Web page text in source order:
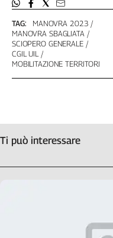
Veneto
Archivio
Storico
1955-
2014
Contatti
La
TAG:
MANOVRA 2023
MANOVRA SBAGLIATA
SCIOPERO GENERALE
CGIL UIL
MOBILITAZIONE TERRITORI
Ti può interessare